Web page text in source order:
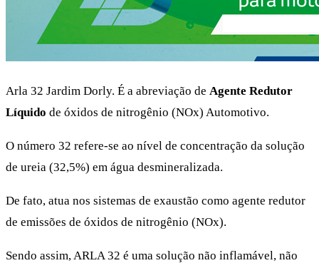
Arla 32 Jardim Dorly. É a abreviação de Agente Redutor
Líquido de óxidos de nitrogênio (NOx) Automotivo.
O número 32 refere-se ao nível de concentração da solução
de ureia (32,5%) em água desmineralizada.
De fato, atua nos sistemas de exaustão como agente redutor
de emissões de óxidos de nitrogênio (NOx).
Sendo assim, ARLA 32 é uma solução não inflamável, não